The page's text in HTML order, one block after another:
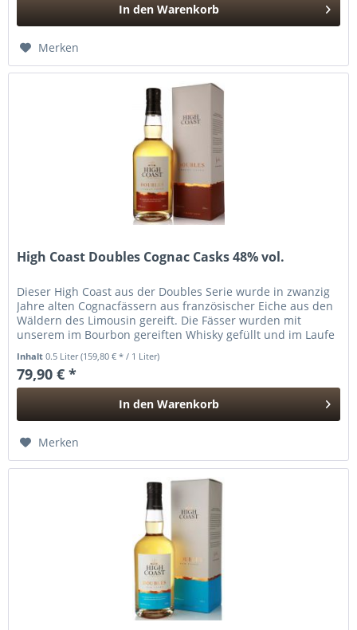
In den Warenkorb
Merken
High Coast Doubles Cognac Casks 48% vol.
Dieser High Coast aus der Doubles Serie wurde in zwanzig
Jahre alten Cognacfässern aus französischer Eiche aus den
Wäldern des Limousin gereift. Die Fässer wurden mit
unserem im Bourbon gereiften Whisky gefüllt und im Laufe
Inhalt0.5 Liter(159,80 € * / 1 Liter)
79,90 € *
In den Warenkorb
Merken